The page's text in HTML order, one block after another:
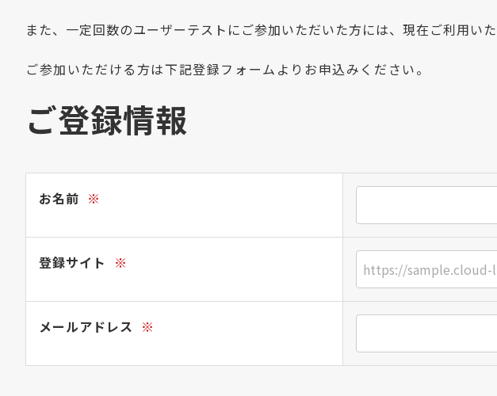
また、一定回数のユーザーテストにご参加いただいた方には、現在ご利用い
ご参加いただける方は下記登録フォームよりお申込みください。
ご登録情報
お名前 ※
登録サイト ※
メールアドレス ※